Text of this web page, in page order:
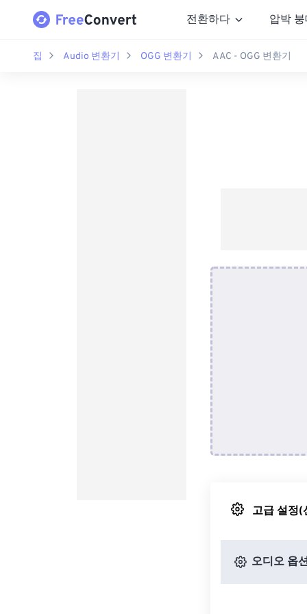
전환하다 압박
집 Audio 변환기 OGG 변환기 AAC - OGG 변환기
고급 설정(
오디오 옵